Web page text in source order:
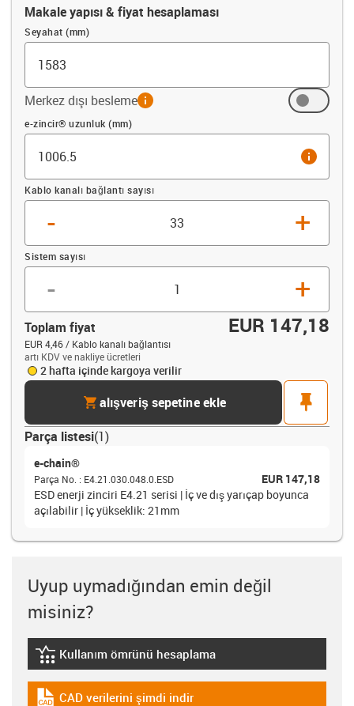
Makale yapısı & fiyat hesaplaması
Seyahat (mm)
Merkez dışı beslemeinfo
Ofset (mm)
e-zincir® uzunluk (mm)
info
Kablo kanalı bağlantı sayısı
- +
Sistem sayısı
- +
Toplam fiyat EUR 147,18
EUR 4,46 / Kablo kanalı bağlantısı
artı KDV ve nakliye ücretleri
2 hafta içinde kargoya verilir
cartalışveriş sepetine ekle
pin
Parça listesi(1)
e-chain®
Parça No. : E4.21.030.048.0.ESD
EUR 147,18
ESD enerji zinciri E4.21 serisi | İç ve dış yarıçap boyunca
açılabilir | İç yükseklik: 21mm
Uyup uymadığından emin değil
misiniz?
igus-icon-lebensdauerrechner
Kullanım ömrünü hesaplama
CAD verilerini şimdi indir